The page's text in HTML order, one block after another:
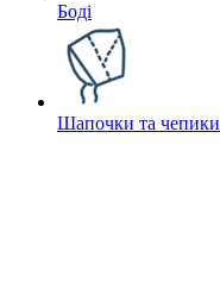
Боді
Шапочки та чепики